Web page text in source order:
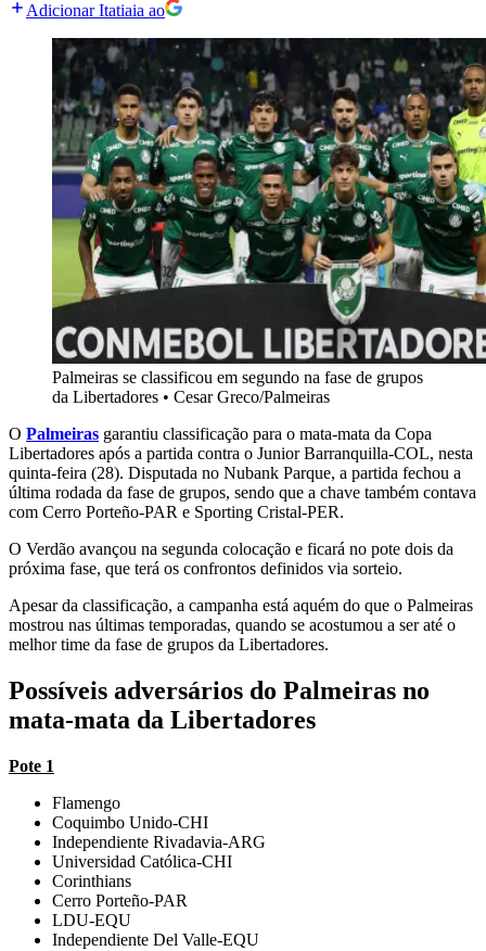
Adicionar Itatiaia ao
Palmeiras se classificou em segundo na fase de grupos
da Libertadores • Cesar Greco/Palmeiras
O Palmeiras garantiu classificação para o mata-mata da Copa
Libertadores após a partida contra o Junior Barranquilla-COL, nesta
quinta-feira (28). Disputada no Nubank Parque, a partida fechou a
última rodada da fase de grupos, sendo que a chave também contava
com Cerro Porteño-PAR e Sporting Cristal-PER.
O Verdão avançou na segunda colocação e ficará no pote dois da
próxima fase, que terá os confrontos definidos via sorteio.
Apesar da classificação, a campanha está aquém do que o Palmeiras
mostrou nas últimas temporadas, quando se acostumou a ser até o
melhor time da fase de grupos da Libertadores.
Possíveis adversários do Palmeiras no
mata-mata da Libertadores
Pote 1
Flamengo
Coquimbo Unido-CHI
Independiente Rivadavia-ARG
Universidad Católica-CHI
Corinthians
Cerro Porteño-PAR
LDU-EQU
Independiente Del Valle-EQU